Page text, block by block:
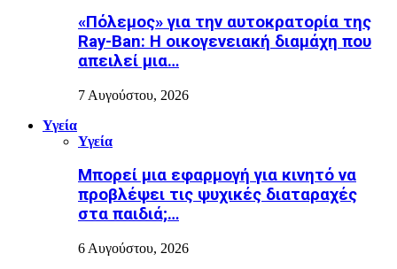
«Πόλεμος» για την αυτοκρατορία της
Ray-Ban: Η οικογενειακή διαμάχη που
απειλεί μια…
7 Αυγούστου, 2026
Υγεία
Υγεία
Μπορεί μια εφαρμογή για κινητό να
προβλέψει τις ψυχικές διαταραχές
στα παιδιά;…
6 Αυγούστου, 2026